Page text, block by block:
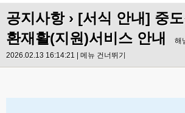
공지사항› [서식 안내] 중
환재활(지원)서비스 안내
해
2026.02.13 16:14:21 | 메뉴 건너뛰기